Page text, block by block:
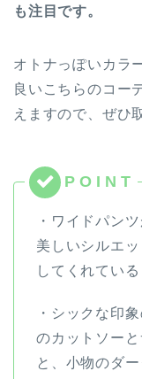
も注目です。
オトナっぽいカラ
良いこちらのコー
えますので、ぜひ
・ワイドパン
美しいシルエ
してくれている
・シックな印
のカットソー
と、小物のダ